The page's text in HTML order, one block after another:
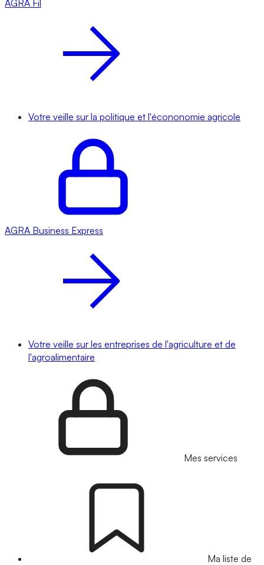
AGRA Fil
Votre veille sur la politique et l'écononomie agricole
AGRA Business Express
Votre veille sur les entreprises de l'agriculture et de
l'agroalimentaire
Mes services
Ma liste de